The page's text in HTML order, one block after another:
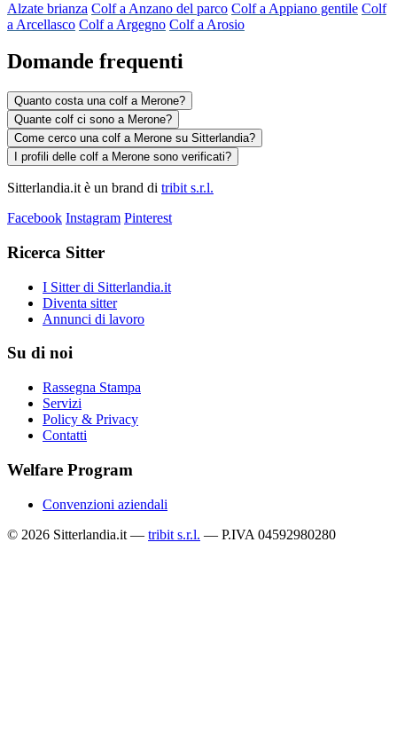
Alzate brianza Colf a Anzano del parco Colf a Appiano gentile Colf
a Arcellasco Colf a Argegno Colf a Arosio
Domande frequenti
Quanto costa una colf a Merone?
Quante colf ci sono a Merone?
Come cerco una colf a Merone su Sitterlandia?
I profili delle colf a Merone sono verificati?
Sitterlandia.it è un brand di tribit s.r.l.
Facebook Instagram Pinterest
Ricerca Sitter
I Sitter di Sitterlandia.it
Diventa sitter
Annunci di lavoro
Su di noi
Rassegna Stampa
Servizi
Policy & Privacy
Contatti
Welfare Program
Convenzioni aziendali
© 2026 Sitterlandia.it — tribit s.r.l. — P.IVA 04592980280